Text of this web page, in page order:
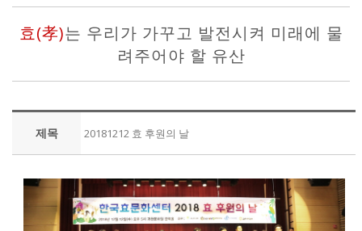
효(孝)는 우리가 가꾸고 발전시켜 미래에 물
려주어야 할 유산
제목 20181212 효 후원의 날